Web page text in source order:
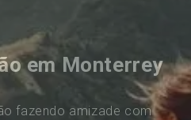
em Monterrey
fazendo amizade com